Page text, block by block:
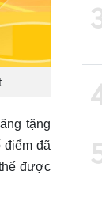
tặng
đã
được